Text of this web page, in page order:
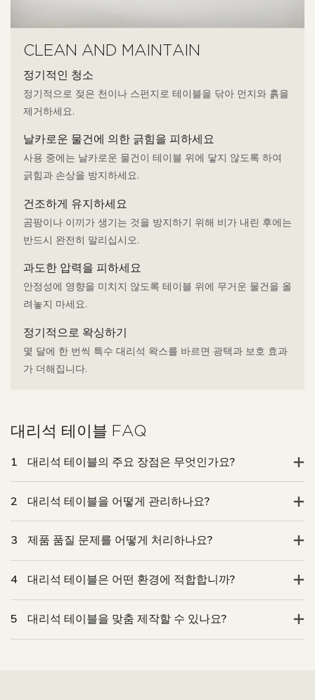
CLEAN AND MAINTAIN
정기적인 청소
정기적으로 젖은 천이나 스펀지로 테이블을 닦아 먼지와 흙을
제거하세요.
날카로운 물건에 의한 긁힘을 피하세요
사용 중에는 날카로운 물건이 테이블 위에 닿지 않도록 하여
긁힘과 손상을 방지하세요.
건조하게 유지하세요
곰팡이나 이끼가 생기는 것을 방지하기 위해 비가 내린 후에는
반드시 완전히 말리십시오.
과도한 압력을 피하세요
안정성에 영향을 미치지 않도록 테이블 위에 무거운 물건을 올
려놓지 마세요.
정기적으로 왁싱하기
몇 달에 한 번씩 특수 대리석 왁스를 바르면 광택과 보호 효과
가 더해집니다.
대리석 테이블 FAQ
1 대리석 테이블의 주요 장점은 무엇인가요?
2 대리석 테이블을 어떻게 관리하나요?
3 제품 품질 문제를 어떻게 처리하나요?
4 대리석 테이블은 어떤 환경에 적합합니까?
5 대리석 테이블을 맞춤 제작할 수 있나요?